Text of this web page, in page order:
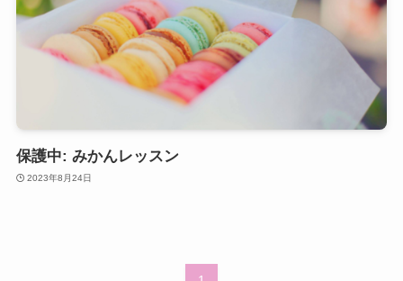
保護中: みかんレッスン
2023年8月24日